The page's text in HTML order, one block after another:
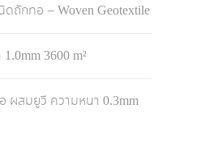
ดถักทอ – Woven Geotextile
3600 m²
ผสมยูวี ความหนา 0.3mm